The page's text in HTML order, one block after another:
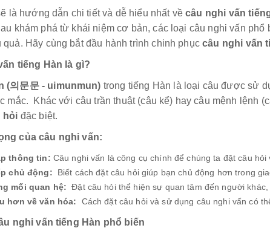
là hướng dẫn chi tiết và dễ hiểu nhất vềcâu nghi vấn
khám phá từ khái niệm cơ bản, các loại câu nghi vấn
quả. Hãy cùng bắt đầu hành trình chinh phụccâu nghi vấn
tiếng Hàn là gì?
(의문문 - uimunmun) trong tiếng Hàn là loại câu được sử
mắc. Khác với câu trần thuật (câu kể) hay câu mệnh lệnh
hỏi đặc biệt.
của câu nghi vấn:
thông tin: Câu nghi vấn là công cụ chính để chúng ta đặt câu
chủ động: Biết cách đặt câu hỏi giúp bạn chủ động hơn trong
mối quan hệ: Đặt câu hỏi thể hiện sự quan tâm đến người
hơn về văn hóa: Cách đặt câu hỏi và sử dụng câu nghi vấn có
nghi vấn tiếng Hàn phổ biến